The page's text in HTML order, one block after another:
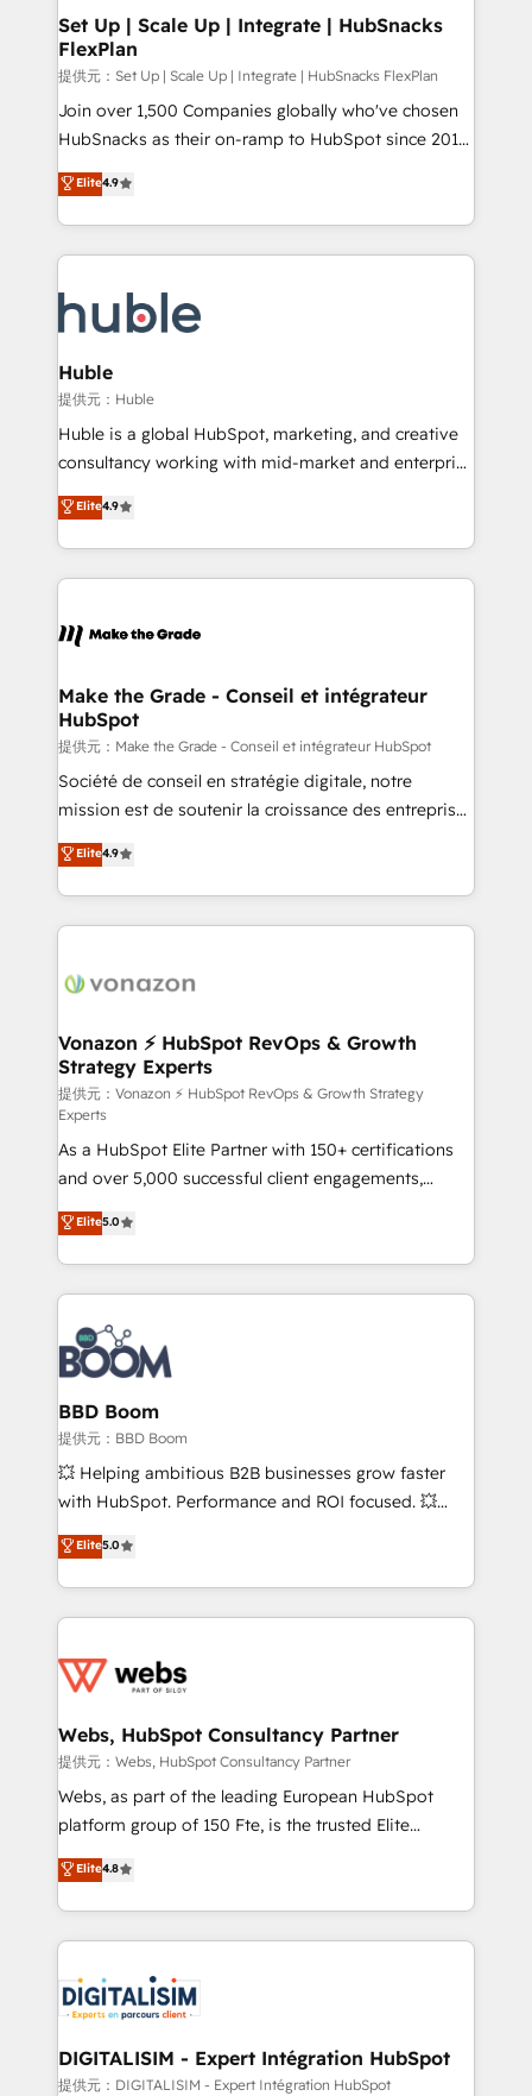
Award 🏆2020 Elite Solutions Partner 🏆2019
Integrations HubSpot Impact Award 🏆2019
Marketing Enablement HubSpot Impact Award 🏆
2018 Website Design HubSpot Impact Award 🏆2017
Website Design HubSpot Impact Award 🏆2016
Sales Enablement HubSpot Impact Award 🏆2015
Growth-Driven Design Agency of the Year 🏆2015
COS Design Award 🏆2013 HubSpot Marketplace
Provider of the Year 🏆2011 Became a HubSpot
Partner 📆Founded in 1997
Set Up | Scale Up | Integrate | HubSnacks
FlexPlan
提供元：Set Up | Scale Up | Integrate | HubSnacks FlexPlan
Join over 1,500 Companies globally who've chosen
HubSnacks as their on-ramp to HubSpot since 2014
Simple pay-as-you-go plans that accelerate value...
1️⃣ Set Up | Onboarding New or Check-fixing existing
HubSpot portals 2️⃣ Scale Up | 100% HubSpot Task
Execution... Global 24/7 ... All Experts 3️⃣ Integrate |
Slash months from your API Integration project... ⬅️
Click "Contact Business" ⬅️ to access 150+ Kickstart
Integration templates that put HubSpot in the center
of your tech stack, syncing... 🛍️ Shopify or
WooCommerce 💲 Stripe or Paypal 💰 Sage or
Netsuite 🤖 Google or Microsoft ✍️ DocuSign or
the rare Advanced "Custom Integrations"
Accreditation, securely sync data across... 🔄 any
new HubSpot portal with Advanced Website and
CRM Migrations using our in-house "HubScrub" Tool.
Elite4.9
Huble
提供元：Huble
Huble is a global HubSpot, marketing, and creative
consultancy working with mid-market and enterprise
businesses. We go beyond implementation, shaping
the strategy, processes, and teams that turn
HubSpot into a genuine growth engine. Named
HubSpot's Global Partner of the Year in 2024,
worldwide, and with over 15 years in the ecosystem,
One company, one operating model, delivering
across offices and consulting teams in the UK, USA,
Canada, Germany, France, Belgium, Singapore, and
South Africa. Certified compliant with ISO/IEC
27001:2022 and ISO 9001:2015 across all seven
Elite4.9
Make the Grade - Conseil et intégrateur
HubSpot
提供元：Make the Grade - Conseil et intégrateur HubSpot
Société de conseil en stratégie digitale, notre
mission est de soutenir la croissance des entreprises
B2B à travers l’acquisition de nouveaux clients,
l'intégration CRM et le développement des revenus
auprès de vos comptes existants. En France et à
l'international, nous travaillons avec des ETI
delà d’une simple transformation digitale et des
➤ L’intégration de CRM et de méthodologie RevOps
pour aligner les équipes marketing, commerciales et
support client (data migration, synchronisation API,
audit et maintenance) ➤ La création de sites internet
de conversion qui transforment les visiteurs en
opportunités d'affaires ➤ La mise en place de
stratégies d'acquisition marketing (SEO, SEA,
inbound, automatisation marketing, ABM, IA,
emailing) Informations clés : - 10 ans d'expérience -
100+ intégrations CRM HubSpot réussies - 40
experts conseil - 150 certifications HubSpot
cumulées
Elite4.9
Vonazon ⚡ HubSpot RevOps & Growth
Strategy Experts
提供元：Vonazon ⚡ HubSpot RevOps & Growth Strategy
Experts
As a HubSpot Elite Partner with 150+ certifications
and over 5,000 successful client engagements,
Vonazon turns marketing complexity into
measurable, scalable growth. From onboarding to
enterprise-grade campaigns, our in-house team
builds scalable strategies that drive long-term
revenue. ⚙️ HubSpot Integration & Optimization •
Seamless CRM, CMS, and automation setup •
Complex platform migrations and data cleanups •
Custom APIs and third-party integrations 📈 End-to-
End Revenue Acceleration • Lifecycle marketing and
pipeline growth programs • Sales enablement tools
and CRM optimization • Retention strategies with
Execution • 750+ onboardings and 2,000+
implementations • Deep expertise across marketing,
Elite5.0
BBD Boom
提供元：BBD Boom
💥 Helping ambitious B2B businesses grow faster
with HubSpot. Performance and ROI focused. 💥
BBD Boom is the HubSpot partner that can help you
to HubSpot Better. We work with your teams to
solve all your HubSpot challenges and improve user
adoption, sales process and marketing results.
the first time 🔧 Designing and optimising your
and build using HubSpot 🔌 Integrating HubSpot
with other systems 🎓 Training your teams to be
HubSpot pros 📊 Lead generation services using
HubSpot Why us? - SIX HubSpot Accreditations -
CRM, Solutions Architecture, Onboarding , Data
Migration, Custom Integration & Platform
team of 25+ experts Contact us today to help you
get more from your investment in HubSpot.
Elite5.0
Webs, HubSpot Consultancy Partner
提供元：Webs, HubSpot Consultancy Partner
Webs, as part of the leading European HubSpot
platform group of 150 Fte, is the trusted Elite
HubSpot CRM Partner offering you a roadmap on
maximizing EBITDA and achieving Commercial
Excellence. With our targeted processes, we
strengthen your digital transformation and minimize
Implementation partner, we provide expertise to
drive your business forward. Since 2015 we are fully
dedicated to HubSpot and with an experienced
team (50+), we work with reputable companies in
Elite4.8
DIGITALISIM - Expert Intégration HubSpot
提供元：DIGITALISIM - Expert Intégration HubSpot